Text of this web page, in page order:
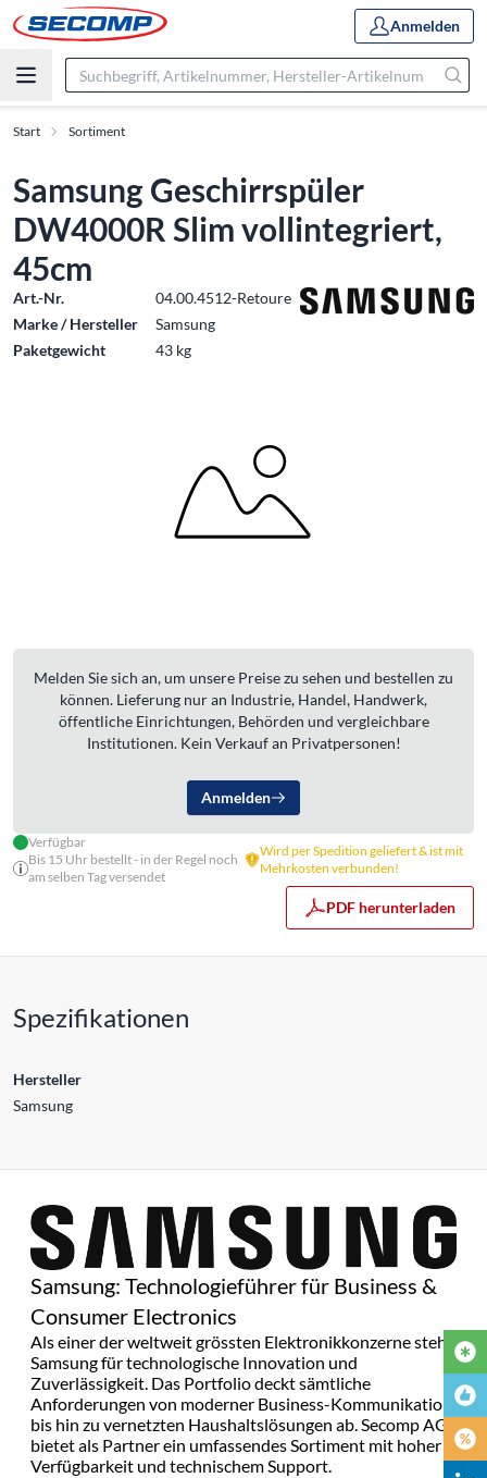
Anmelden
Start Sortiment
Samsung Geschirrspüler
DW4000R Slim vollintegriert,
45cm
Art.-Nr.
04.00.4512-Retoure
Marke / Hersteller
Samsung
Paketgewicht
43 kg
Melden Sie sich an, um unsere Preise zu sehen und bestellen zu
können. Lieferung nur an Industrie, Handel, Handwerk,
öffentliche Einrichtungen, Behörden und vergleichbare
Institutionen. Kein Verkauf an Privatpersonen!
Anmelden
Verfügbar
Bis 15 Uhr bestellt - in der Regel noch
am selben Tag versendet
Wird per Spedition geliefert & ist mit
Mehrkosten verbunden!
PDF herunterladen
Spezifikationen
Hersteller
Samsung
Samsung: Technologieführer für Business &
Consumer Electronics
Als einer der weltweit grössten Elektronikkonzerne steht
Samsung für technologische Innovation und
Zuverlässigkeit. Das Portfolio deckt sämtliche
Anforderungen von moderner Business-Kommunikation
bis hin zu vernetzten Haushaltslösungen ab. Secomp AG
bietet als Partner ein umfassendes Sortiment mit hoher
Verfügbarkeit und technischem Support.